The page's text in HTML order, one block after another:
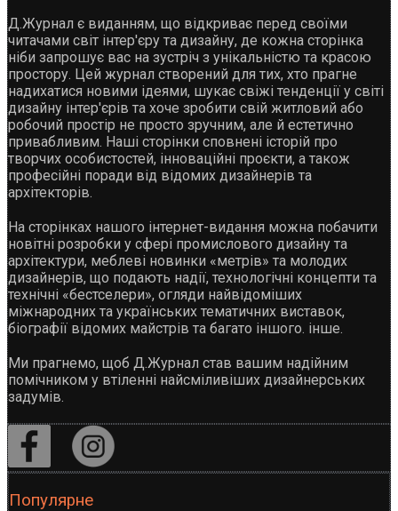
Д.Журнал є виданням, що відкриває перед своїми
читачами світ інтер'єру та дизайну, де кожна сторінка
ніби запрошує вас на зустріч з унікальністю та красою
простору. Цей журнал створений для тих, хто прагне
надихатися новими ідеями, шукає свіжі тенденції у світі
дизайну інтер'єрів та хоче зробити свій житловий або
робочий простір не просто зручним, але й естетично
привабливим. Наші сторінки сповнені історій про
творчих особистостей, інноваційні проєкти, а також
професійні поради від відомих дизайнерів та
архітекторів.
На сторінках нашого інтернет-видання можна побачити
новітні розробки у сфері промислового дизайну та
архітектури, меблеві новинки «метрів» та молодих
дизайнерів, що подають надії, технологічні концепти та
технічні «бестселери», огляди найвідоміших
міжнародних та українських тематичних виставок,
біографії відомих майстрів та багато іншого. інше.
Ми прагнемо, щоб Д.Журнал став вашим надійним
помічником у втіленні найсміливіших дизайнерських
задумів.
Популярне